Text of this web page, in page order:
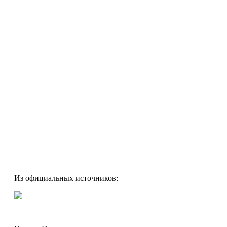
Из официальных источников: